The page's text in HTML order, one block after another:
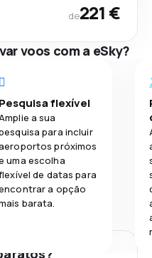
de221 €
voos com a eSky?
Pesquisa flexível
a sua
para incluir
próximos
uma escolha
de datas para
a opção
barata.